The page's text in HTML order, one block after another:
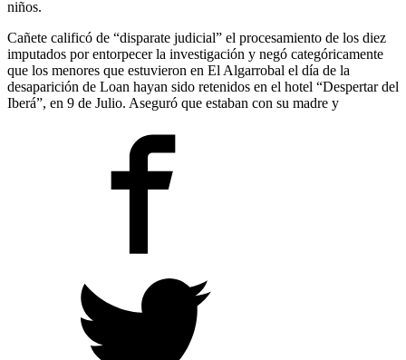
niños.
Cañete calificó de “disparate judicial” el procesamiento de los diez
imputados por entorpecer la investigación y negó categóricamente
que los menores que estuvieron en El Algarrobal el día de la
desaparición de Loan hayan sido retenidos en el hotel “Despertar del
Iberá”, en 9 de Julio. Aseguró que estaban con su madre y